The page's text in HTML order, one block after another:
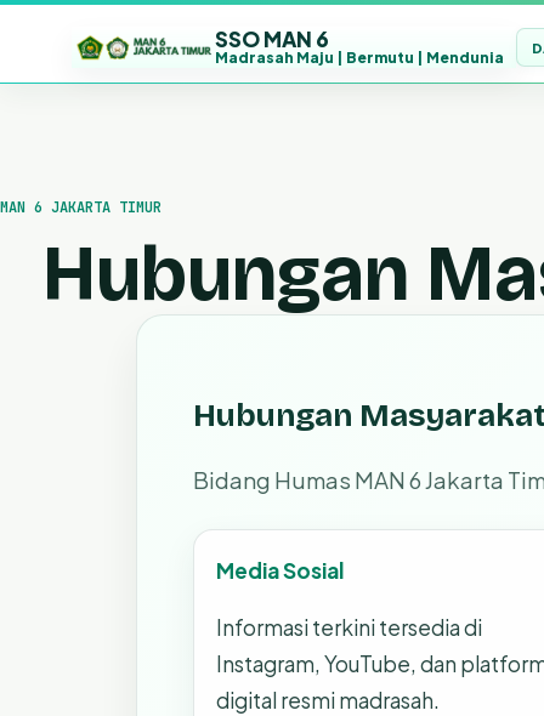
SSO MAN 6
Madrasah Maju | Bermutu | Mendunia
MAN 6 JAKARTA TIMUR
Hubungan
Hubungan
Bidang Humas MAN 6 Jakarta
Media Sosial
Informasi terkini tersedia di
Instagram, YouTube, dan
digital resmi madrasah.